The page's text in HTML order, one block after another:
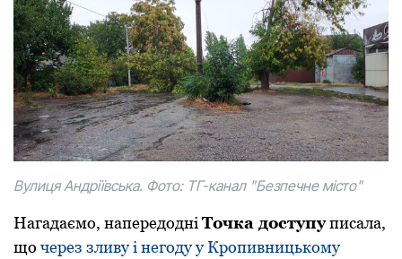
Вулиця Андріївська. Фото: ТГ-канал "Безпечне місто"
Нагадаємо, напередодні Точка доступуписала,
що через зливу і негоду у Кропивницькому